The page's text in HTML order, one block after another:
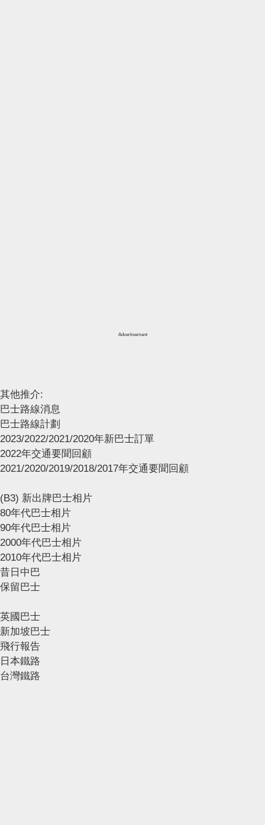
Advertisement
其他推介:
巴士路線消息
巴士路線計劃
2023/2022/2021/2020年新巴士訂單
2022年交通要聞回顧
2021/2020/2019/2018/2017年交通要聞回顧
(B3) 新出牌巴士相片
80年代巴士相片
90年代巴士相片
2000年代巴士相片
2010年代巴士相片
昔日中巴
保留巴士
英國巴士
新加坡巴士
飛行報告
日本鐵路
台灣鐵路